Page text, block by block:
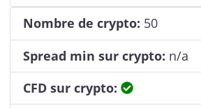
Nombre de crypto: 50
Spread min sur crypto: n/a
CFD sur crypto:
Oui